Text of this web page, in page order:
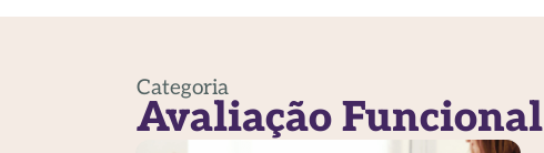
Categoria
Avaliação Funcional